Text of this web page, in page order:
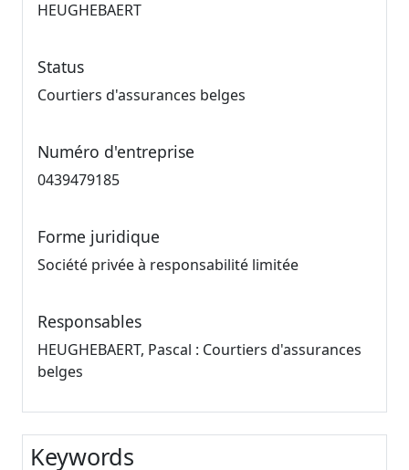
HEUGHEBAERT
Status
Courtiers d'assurances belges
Numéro d'entreprise
0439479185
Forme juridique
Société privée à responsabilité limitée
Responsables
HEUGHEBAERT, Pascal : Courtiers d'assurances
belges
Keywords